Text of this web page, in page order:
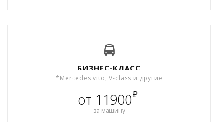
БИЗНЕС-КЛАСС
*Mercedes vito, V-class и другие
от 11900₽
за машину